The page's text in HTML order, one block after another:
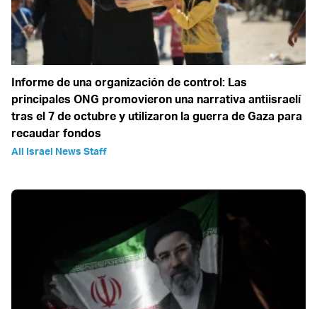
Informe de una organización de control: Las
principales ONG promovieron una narrativa antiisraelí
tras el 7 de octubre y utilizaron la guerra de Gaza para
recaudar fondos
All Israel News Staff